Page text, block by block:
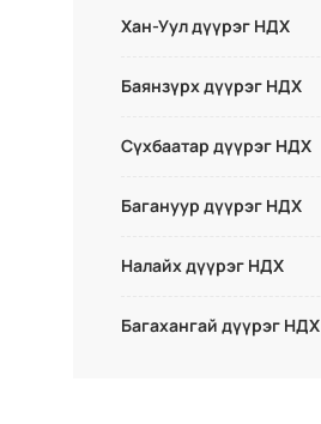
Хан-Уул дүүрэг НДХ
Баянзүрх дүүрэг НДХ
Сүхбаатар дүүрэг НДХ
Багануур дүүрэг НДХ
Налайх дүүрэг НДХ
Багахангай дүүрэг НДХ